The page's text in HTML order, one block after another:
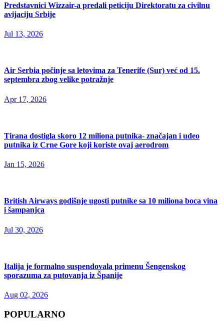
Predstavnici Wizzair-a predali peticiju Direktoratu za civilnu
avijaciju Srbije
Jul 13, 2026
Air Serbia počinje sa letovima za Tenerife (Sur) već od 15.
septembra zbog velike potražnje
Apr 17, 2026
Tirana dostigla skoro 12 miliona putnika- značajan i udeo
putnika iz Crne Gore koji koriste ovaj aerodrom
Jan 15, 2026
British Airways godišnje ugosti putnike sa 10 miliona boca vina
i šampanjca
Jul 30, 2026
Italija je formalno suspendovala primenu Šengenskog
sporazuma za putovanja iz Španije
Aug 02, 2026
POPULARNO